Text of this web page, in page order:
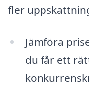
fler
Jämföra
du får ett